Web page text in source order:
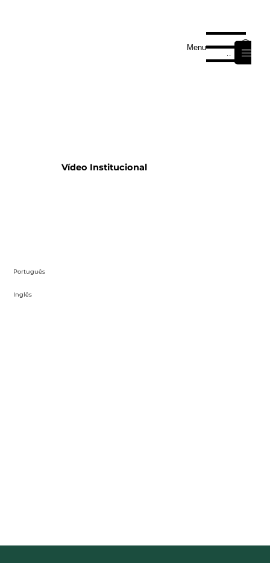
Menu
Vídeo Institucional
Português
Inglês